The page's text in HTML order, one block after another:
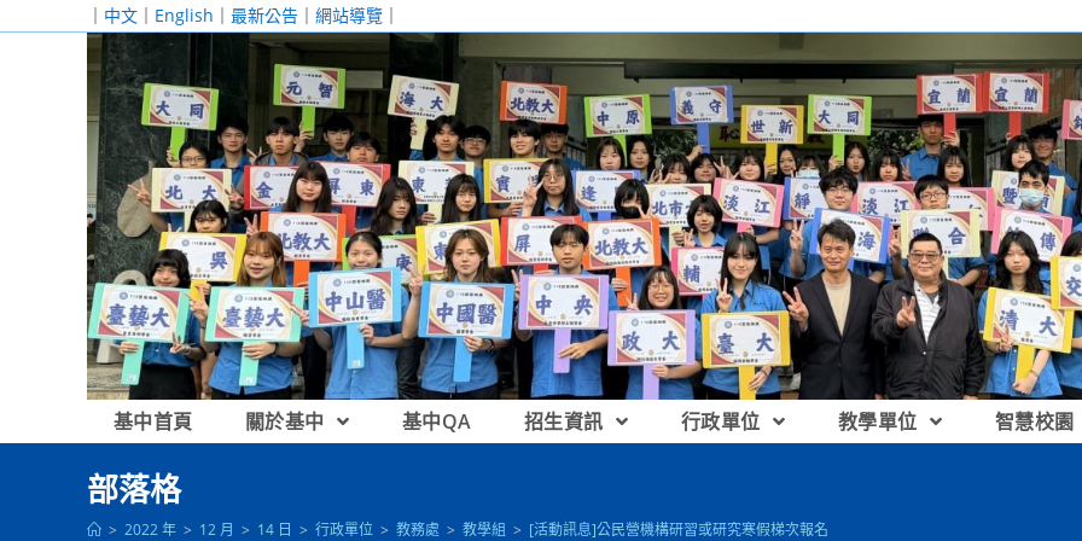
｜ 中文 ｜ English ｜ 最新公告 ｜ 網站導覽 ｜
基中首頁 關於基中 基中QA 招生資訊 行政單位 教學單位 智慧校園
部落格
> 2022 年 > 12 月 > 14 日 > 行政單位 > 教務處 > 教學組 > [活動訊息]公民營機構研習或研究寒假梯次報名